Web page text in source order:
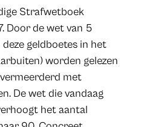
Strafwetboek
Door de wet van 5
geldboetes in het
worden gelezen
met
De wet die vandaag
het aantal